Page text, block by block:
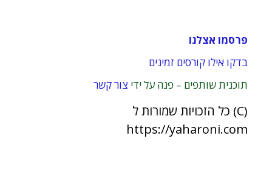
פרסמו אצלנו
בדקו אילו קורסים זמינים
תוכנית שותפים – פנה על ידי צור קשר
(C) כל הזכויות שמורות ל
https://yaharoni.com